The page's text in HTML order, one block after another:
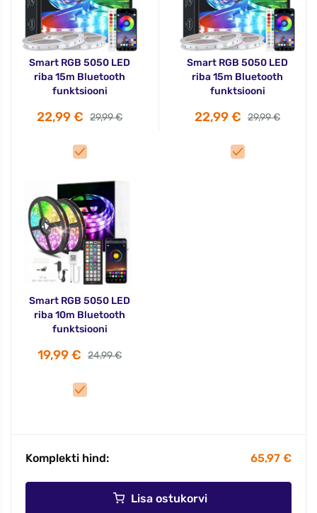
Smart RGB 5050 LED
riba 15m Bluetooth
funktsiooni
22,99 € 29,99 €
Smart RGB 5050 LED
riba 15m Bluetooth
funktsiooni
22,99 € 29,99 €
Smart RGB 5050 LED
riba 10m Bluetooth
funktsiooni
19,99 € 24,99 €
Komplekti hind: 65,97 €
Lisa ostukorvi